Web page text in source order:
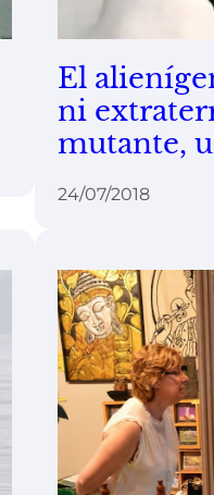
El
ni
mutante,
24/07/2018